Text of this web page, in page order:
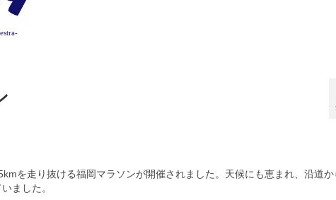
を走り抜ける福岡マラソンが開催されました。 天候にも恵まれ、 沿道
いました。